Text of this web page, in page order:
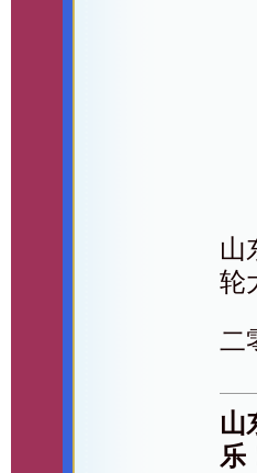
山
轮
二
山
乐